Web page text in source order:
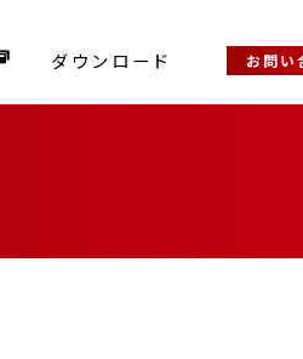
お問い
ダウンロード